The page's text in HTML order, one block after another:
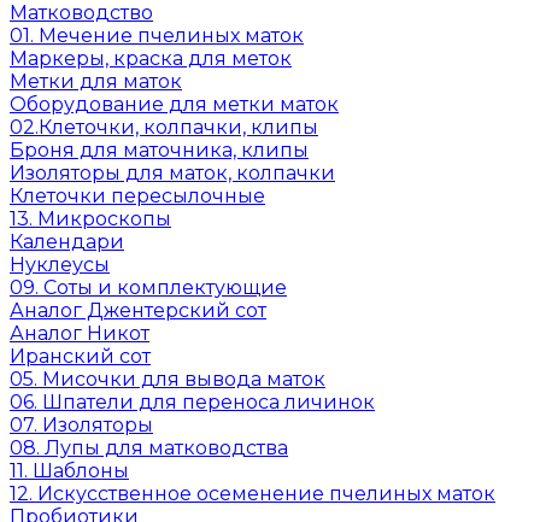
Матководство
01. Мечение пчелиных маток
Маркеры, краска для меток
Метки для маток
Оборудование для метки маток
02.Клеточки, колпачки, клипы
Броня для маточника, клипы
Изоляторы для маток, колпачки
Клеточки пересылочные
13. Микроскопы
Календари
Нуклеусы
09. Соты и комплектующие
Аналог Джентерский сот
Аналог Никот
Иранский сот
05. Мисочки для вывода маток
06. Шпатели для переноса личинок
07. Изоляторы
08. Лупы для матководства
11. Шаблоны
12. Искусственное осеменение пчелиных маток
Пробиотики